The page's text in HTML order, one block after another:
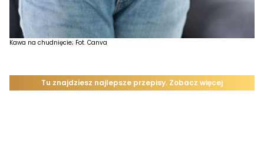
Kawa na chudnięcie; Fot. Canva